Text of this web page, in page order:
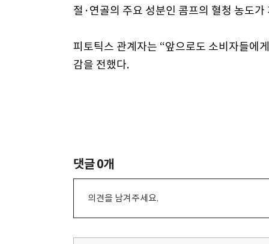
절·연골의 주요 성분인 콤프의 혈청 농도
피토틱스 관계자는 “앞으로도 소비자들에
감을 전했다.
댓글0개
의견을 남겨주세요.